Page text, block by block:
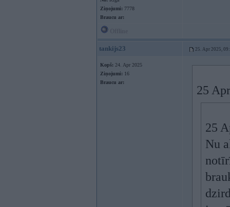
Ziņojumi: 7778
Braucu ar:
tankijs23 25. Apr 2025,
Kopš: 24. Apr 2025
Ziņojumi: 16
Braucu ar:
25
25
Nu